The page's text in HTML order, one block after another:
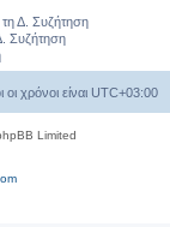
τη Δ. Συζήτηση
Συζήτηση
οι χρόνοι είναι UTC+03:00
Limited